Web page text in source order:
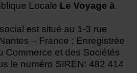
Locale Le Voyage à
est situé au 1-3 rue
– France ; Enregistrée
Commerce et des Sociétés
le numéro SIREN: 482 414